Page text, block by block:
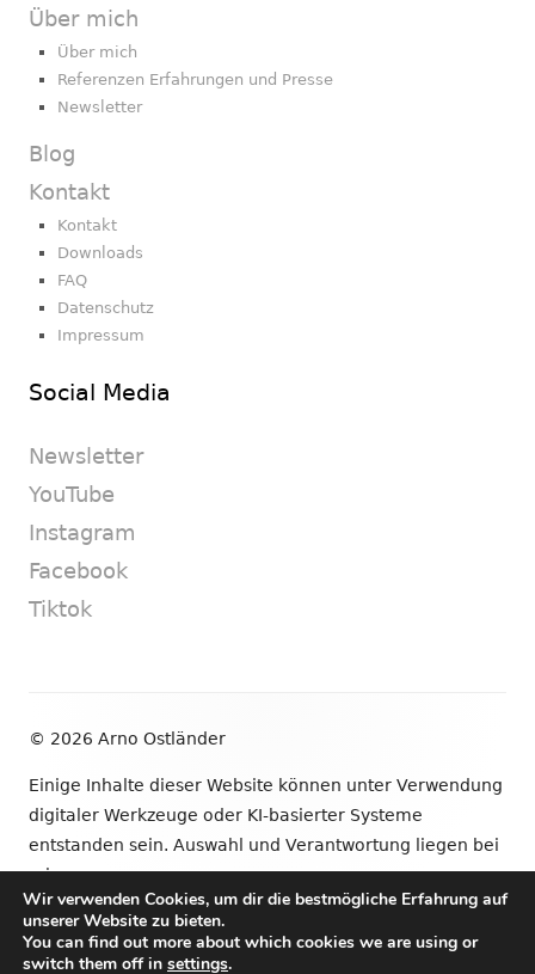
Über mich
Über mich
Referenzen Erfahrungen und Presse
Newsletter
Blog
Kontakt
Kontakt
Downloads
FAQ
Datenschutz
Impressum
Social Media
Newsletter
YouTube
Instagram
Facebook
Tiktok
© 2026 Arno Ostländer
Einige Inhalte dieser Website können unter Verwendung
digitaler Werkzeuge oder KI-basierter Systeme
entstanden sein. Auswahl und Verantwortung liegen bei
mir.
•VerwendetTiny Framework
Wir verwenden Cookies, um dir die bestmögliche Erfahrung auf
unserer Website zu bieten.
You can find out more about which cookies we are using or
switch them off in settings.